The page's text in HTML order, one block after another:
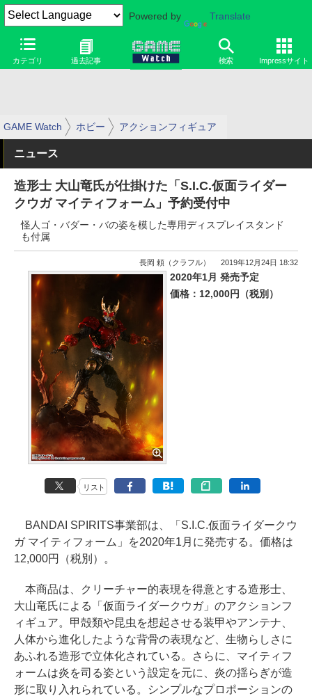
Powered by Translate
カテゴリ 過去記事 検索 Impressサイト
GAME Watch ホビー アクションフィギュア
ニュース
造形士 大山竜氏が仕掛けた「S.I.C.仮面ライダー
クウガ マイティフォーム」予約受付中
怪人ゴ・バダー・バの姿を模した専用ディスプレイスタンド
も付属
長岡 頼（クラフル） 2019年12月24日 18:32
2020年1月 発売予定
価格：12,000円（税別）
リスト
BANDAI SPIRITS事業部は、「S.I.C.仮面ライダークウ
ガ マイティフォーム」を2020年1月に発売する。価格は
12,000円（税別）。
本商品は、クリーチャー的表現を得意とする造形士、
大山竜氏による「仮面ライダークウガ」のアクションフ
ィギュア。甲殻類や昆虫を想起させる装甲やアンテナ、
人体から進化したような背骨の表現など、生物らしさに
あふれる造形で立体化されている。さらに、マイティフ
ォームは炎を司る姿という設定を元に、炎の揺らぎが造
形に取り入れられている。シンプルなプロポーションの